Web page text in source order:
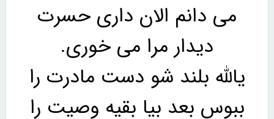
می دانم الان داری حسرت
دیدار مرا می خوری.
یالله بلند شو دست مادرت را
ببوس بعد بیا بقیه وصیت را